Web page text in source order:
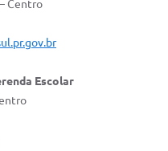
Centro
Escolar